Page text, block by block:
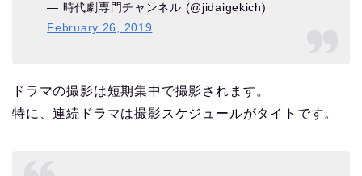
— 時代劇専門チャンネル (@jidaigekich)
February 26, 2019
ドラマの撮影は短期集中で撮影されます。
特に、連続ドラマは撮影スケジュールがタイトです。